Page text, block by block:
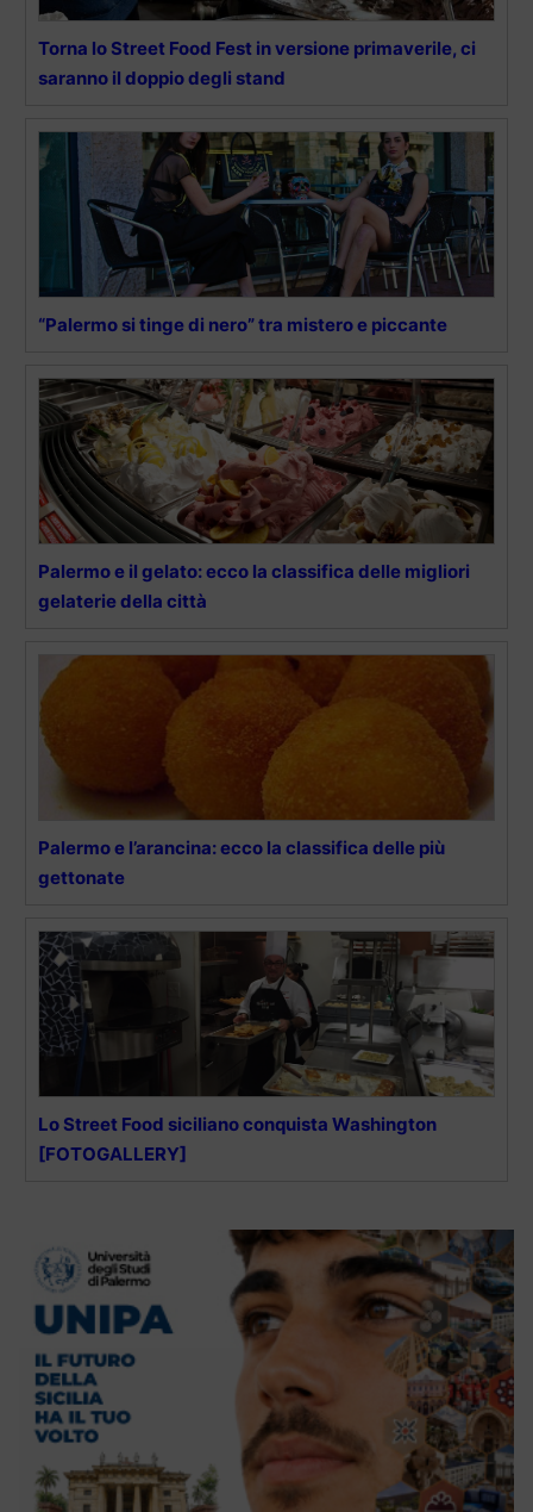
Torna lo Street Food Fest in versione primaverile, ci
saranno il doppio degli stand
“Palermo si tinge di nero” tra mistero e piccante
Palermo e il gelato: ecco la classifica delle migliori
gelaterie della città
Palermo e l’arancina: ecco la classifica delle più
gettonate
Lo Street Food siciliano conquista Washington
[FOTOGALLERY]